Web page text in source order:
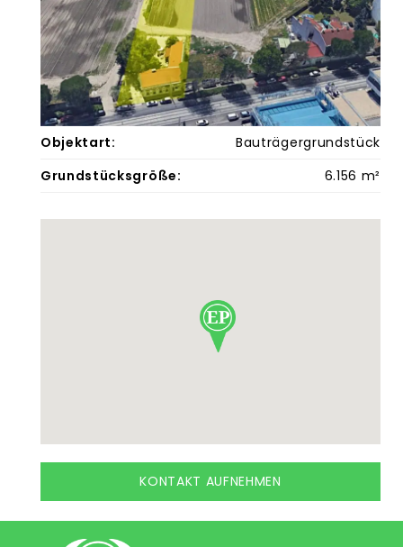
Objektart:
Bauträgergrundstück
Grundstücksgröße:
6.156 m²
KONTAKT AUFNEHMEN